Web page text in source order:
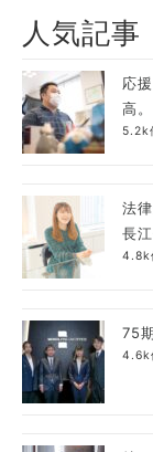
人気記事
応
高
5.2k
法
長
4.8k
75
4.6k